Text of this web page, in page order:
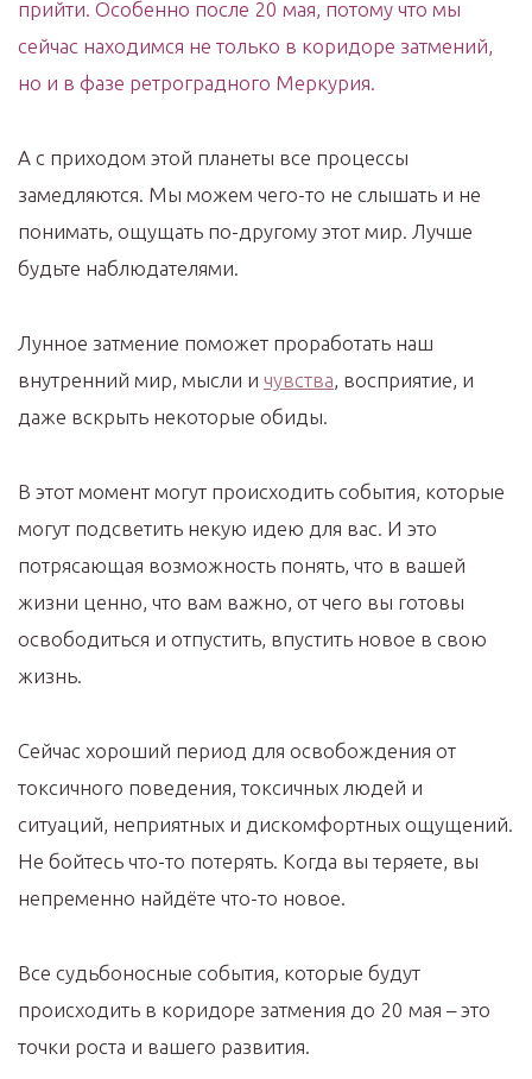
прийти. Особенно после 20 мая, потому что мы
сейчас находимся не только в коридоре затмений,
но и в фазе ретроградного Меркурия.
А с приходом этой планеты все процессы
замедляются. Мы можем чего-то не слышать и не
понимать, ощущать по-другому этот мир. Лучше
будьте наблюдателями.
Лунное затмение поможет проработать наш
внутренний мир, мысли и чувства , восприятие, и
даже вскрыть некоторые обиды.
В этот момент могут происходить события, которые
могут подсветить некую идею для вас. И это
потрясающая возможность понять, что в вашей
жизни ценно, что вам важно, от чего вы готовы
освободиться и отпустить, впустить новое в свою
жизнь.
Сейчас хороший период для освобождения от
токсичного поведения, токсичных людей и
ситуаций, неприятных и дискомфортных ощущений.
Не бойтесь что-то потерять. Когда вы теряете, вы
непременно найдёте что-то новое.
Все судьбоносные события, которые будут
происходить в коридоре затмения до 20 мая – это
точки роста и вашего развития.